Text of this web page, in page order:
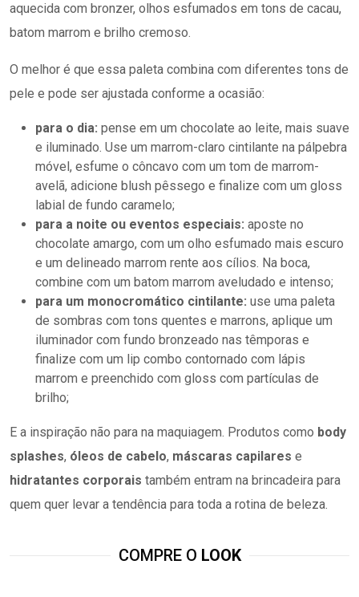
aquecida com bronzer, olhos esfumados em tons de cacau,
batom marrom e brilho cremoso.
O melhor é que essa paleta combina com diferentes tons de
pele e pode ser ajustada conforme a ocasião:
para o dia: pense em um chocolate ao leite, mais suave
e iluminado. Use um marrom-claro cintilante na pálpebra
móvel, esfume o côncavo com um tom de marrom-
avelã, adicione blush pêssego e finalize com um gloss
labial de fundo caramelo;
para a noite ou eventos especiais: aposte no
chocolate amargo, com um olho esfumado mais escuro
e um delineado marrom rente aos cílios. Na boca,
combine com um batom marrom aveludado e intenso;
para um monocromático cintilante: use uma paleta
de sombras com tons quentes e marrons, aplique um
iluminador com fundo bronzeado nas têmporas e
finalize com um lip combo contornado com lápis
marrom e preenchido com gloss com partículas de
brilho;
E a inspiração não para na maquiagem. Produtos como body
splashes, óleos de cabelo, máscaras capilares e
hidratantes corporais também entram na brincadeira para
quem quer levar a tendência para toda a rotina de beleza.
COMPRE O LOOK